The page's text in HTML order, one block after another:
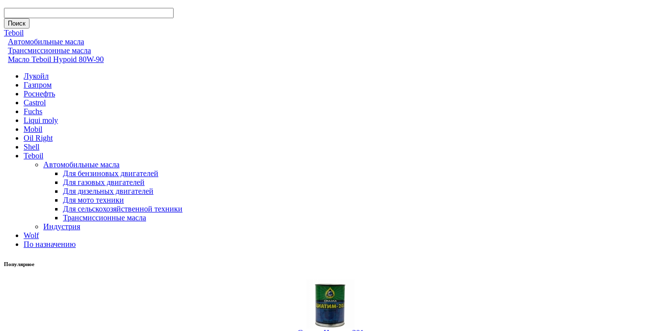
Teboil
Автомобильные масла
Трансмиссионные масла
Масло Teboil Hypoid 80W-90
Лукойл
Газпром
Роснефть
Castrol
Fuchs
Liqui moly
Mobil
Oil Right
Shell
Teboil
Автомобильные масла
Для бензиновых двигателей
Для газовых двигателей
Для дизельных двигателей
Для мото техники
Для сельскохозяйственной техники
Трансмиссионные масла
Индустрия
Wolf
По назначению
Популярное